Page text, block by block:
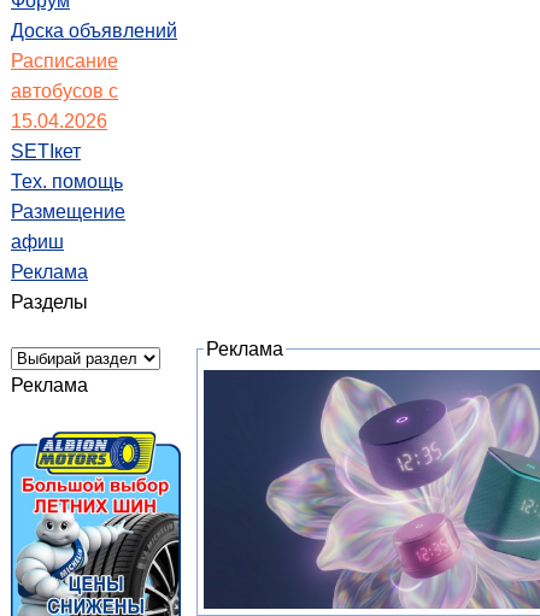
Доска объявлений
Расписание
автобусов с
15.04.2026
SETIкет
Тех. помощь
Размещение
афиш
Реклама
Разделы
Реклама
Реклама